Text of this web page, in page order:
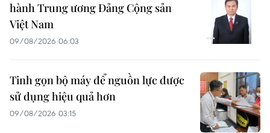
hành Trung ương Đảng Cộng sản
Việt Nam
09/08/2026 06:03
Tinh gọn bộ máy để nguồn lực được
sử dụng hiệu quả hơn
09/08/2026 03:15